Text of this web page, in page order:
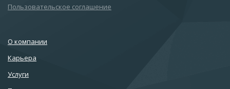
Пользовательское соглашение
О компании
Карьера
Услуги